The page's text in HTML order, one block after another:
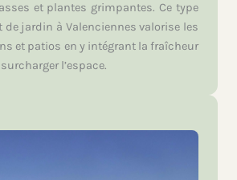
et plantes grimpantes. Ce type
de jardin à Valenciennes valorise les
et patios en y intégrant la fraîcheur
l’espace.